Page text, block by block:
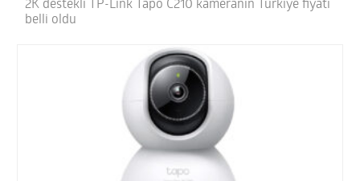
2K destekli TP-Link Tapo C210 kameranın Türkiye fiyatı
belli oldu